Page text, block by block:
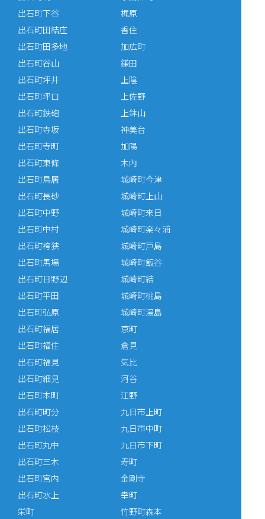
出石町下谷
出石町田結庄
出石町田多地
出石町谷山
出石町坪井
出石町坪口
出石町鉄砲
出石町寺坂
出石町寺町
出石町東條
出石町鳥居
出石町長砂
出石町中野
出石町中村
出石町袴狭
出石町馬場
出石町日野辺
出石町平田
出石町弘原
出石町福居
出石町福住
出石町福見
出石町細見
出石町本町
出石町町分
出石町松枝
出石町丸中
出石町三木
出石町宮内
出石町水上
梶原
香住
加広町
鎌田
上陰
上佐野
上鉢山
神美台
加陽
木内
城崎町今津
城崎町上山
城崎町来日
城崎町楽々浦
城崎町戸島
城崎町飯谷
城崎町結
城崎町桃島
城崎町湯島
京町
倉見
気比
河谷
江野
九日市上町
九日市中町
九日市下町
寿町
金剛寺
幸町
栄町
竹野町森本